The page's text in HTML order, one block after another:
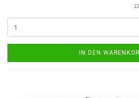
IN DEN